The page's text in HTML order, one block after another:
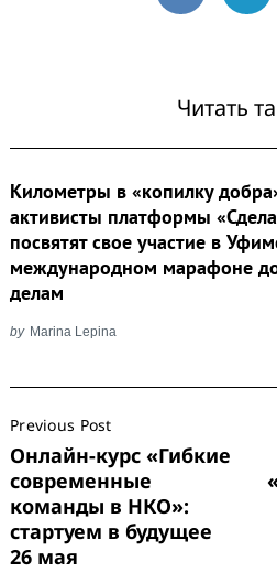
Читать
Километры в «копилку
активисты платформы
посвятят свое участие в
международном марафоне
делам
by Marina Lepina
Navigation
Previous Post
Онлайн-курс «Гибкие
современные
команды в НКО»:
стартуем в будущее
26 мая